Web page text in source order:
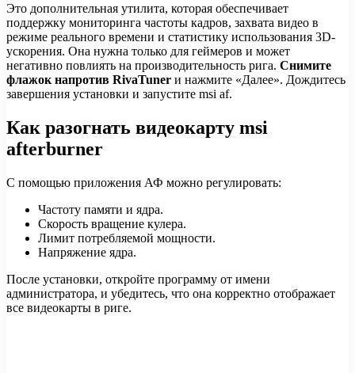
Это дополнительная утилита, которая обеспечивает
поддержку мониторинга частоты кадров, захвата видео в
режиме реального времени и статистику использования 3D-
ускорения. Она нужна только для геймеров и может
негативно повлиять на производительность рига. Снимите
флажок напротив RivaTuner и нажмите «Далее». Дождитесь
завершения установки и запустите msi af.
Как разогнать видеокарту msi
afterburner
С помощью приложения АФ можно регулировать:
Частоту памяти и ядра.
Скорость вращение кулера.
Лимит потребляемой мощности.
Напряжение ядра.
После установки, откройте программу от имени
администратора, и убедитесь, что она корректно отображает
все видеокарты в риге.